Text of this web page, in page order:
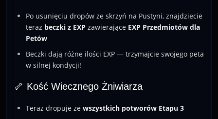
Po usunięciu dropów ze skrzyń na Pustyni, znajdziecie
teraz beczki z EXP zawierające EXP Przedmiotów dla
Petów
Beczki dają różne ilości EXP — trzymajcie swojego peta
w silnej kondycji!
🦴 Kość Wiecznego Żniwiarza
Teraz dropuje ze wszystkich potworów Etapu 3